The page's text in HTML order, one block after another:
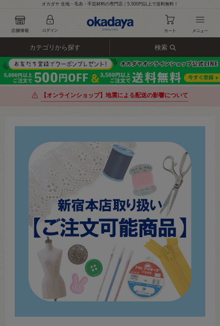
オカダヤ 生地・毛糸・手芸材料の専門店｜5,500円以上で送料無料！
カテゴリから探す 検索
【オンラインショップ】地震による配送の影響について